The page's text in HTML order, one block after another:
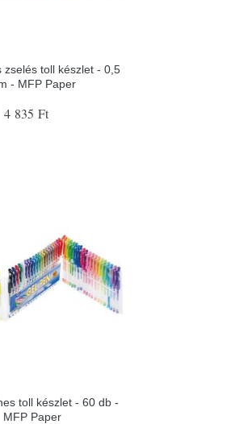
zselés toll készlet - 0,5
- MFP Paper
4 835 Ft
toll készlet - 60 db -
MFP Paper